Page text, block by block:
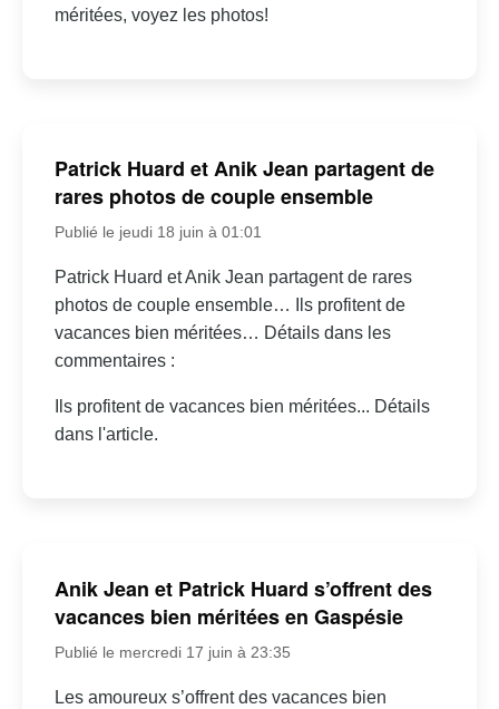
méritées, voyez les photos!
Patrick Huard et Anik Jean partagent de
rares photos de couple ensemble
Publié le jeudi 18 juin à 01:01
Patrick Huard et Anik Jean partagent de rares
photos de couple ensemble… Ils profitent de
vacances bien méritées… Détails dans les
commentaires :
Ils profitent de vacances bien méritées... Détails
dans l'article.
Anik Jean et Patrick Huard s’offrent des
vacances bien méritées en Gaspésie
Publié le mercredi 17 juin à 23:35
Les amoureux s’offrent des vacances bien